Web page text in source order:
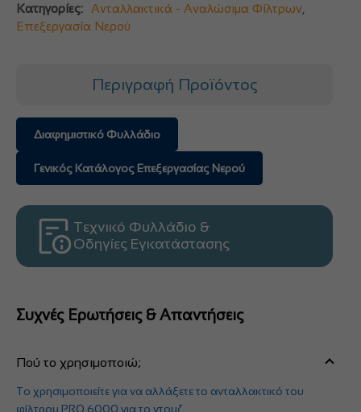
Κατηγορίες:
Ανταλλακτικά - Αναλώσιμα Φίλτρων
Επεξεργασία Νερού
Περιγραφή Προϊόντος
Διαφημιστικό Φυλλάδιο
Γενικός Κατάλογος Επεξεργασίας Νερού
Τεχνικό Φυλλάδιο &
Οδηγίες Εγκατάστασης
Συχνές Ερωτήσεις & Απαντήσεις
Πού το χρησιμοποιώ;
Το χρησιμοποιείτε για να αλλάξετε το ανταλλακτικό του
φίλτρου PRO 6000 για το ντουζ